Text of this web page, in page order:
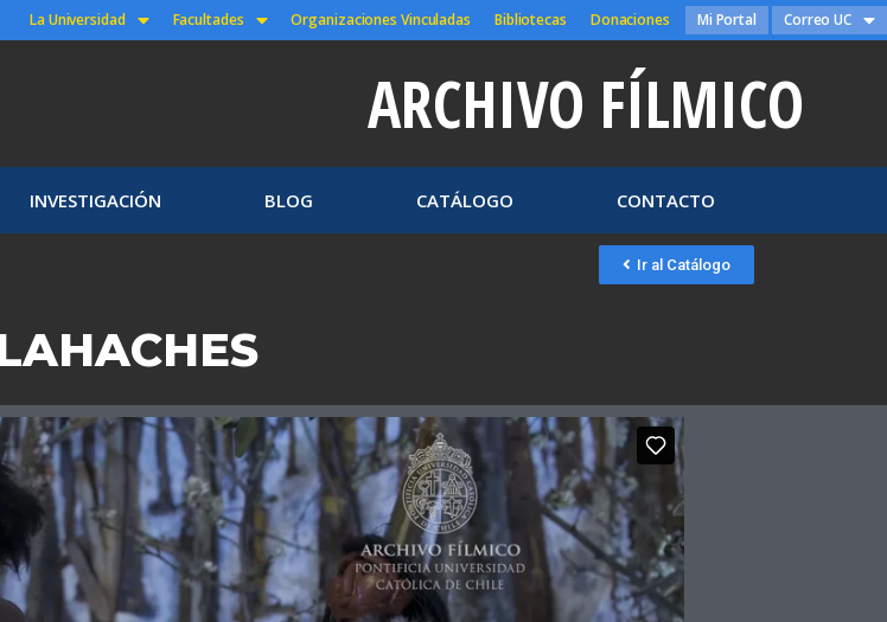
La Universidad Facultades Organizaciones Vinculadas Bibliotecas Donaciones Mi Portal Correo UC
ARCHIVO FÍLMICO
INVESTIGACIÓN BLOG CATÁLOGO CONTACTO
Ir al Catálogo